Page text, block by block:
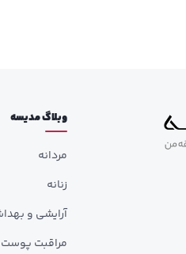
وبلاگ مدیسه
مردانه
زنانه
آرایشی و
مراقبت پوست